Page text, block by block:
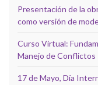
Presentación de la
como versión de
Curso Virtual:
Manejo de Conflictos
17 de Mayo, Día